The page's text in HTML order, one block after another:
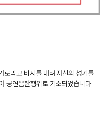
로막고 바지를 내려 자신의 성기를
공연음란행위로 기소되었습니다.